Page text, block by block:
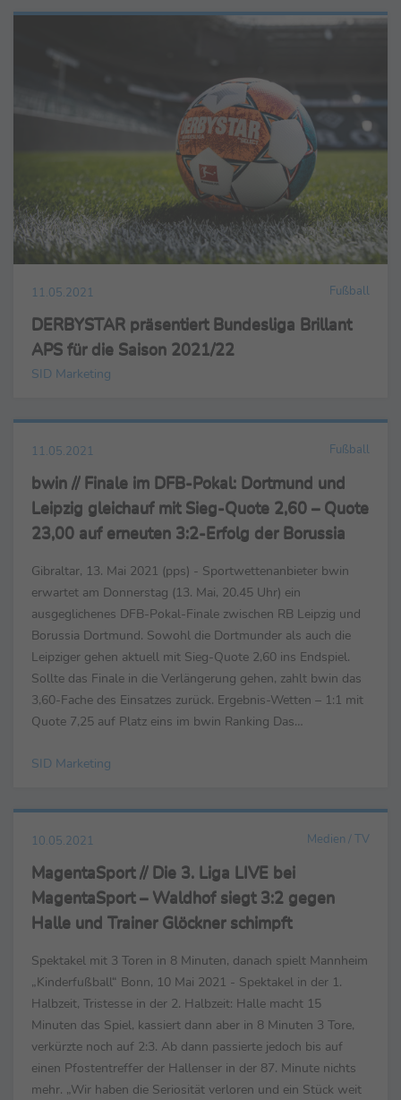
11.05.2021 Fußball
DERBYSTAR präsentiert Bundesliga Brillant
APS für die Saison 2021/22
SID Marketing
11.05.2021 Fußball
bwin // Finale im DFB-Pokal: Dortmund und
Leipzig gleichauf mit Sieg-Quote 2,60 – Quote
23,00 auf erneuten 3:2-Erfolg der Borussia
Gibraltar, 13. Mai 2021 (pps) - Sportwettenanbieter bwin
erwartet am Donnerstag (13. Mai, 20.45 Uhr) ein
ausgeglichenes DFB-Pokal-Finale zwischen RB Leipzig und
Borussia Dortmund. Sowohl die Dortmunder als auch die
Leipziger gehen aktuell mit Sieg-Quote 2,60 ins Endspiel.
Sollte das Finale in die Verlängerung gehen, zahlt bwin das
3,60-Fache des Einsatzes zurück. Ergebnis-Wetten – 1:1 mit
Quote 7,25 auf Platz eins im bwin Ranking Das
SID Marketing
10.05.2021 Medien / TV
MagentaSport // Die 3. Liga LIVE bei
MagentaSport – Waldhof siegt 3:2 gegen
Halle und Trainer Glöckner schimpft
Spektakel mit 3 Toren in 8 Minuten, danach spielt Mannheim
„Kinderfußball“ Bonn, 10 Mai 2021 - Spektakel in der 1.
Halbzeit, Tristesse in der 2. Halbzeit: Halle macht 15
Minuten das Spiel, kassiert dann aber in 8 Minuten 3 Tore,
verkürzte noch auf 2:3. Ab dann passierte jedoch bis auf
einen Pfostentreffer der Hallenser in der 87. Minute nichts
mehr. „Wir haben die Seriosität verloren und ein Stück weit